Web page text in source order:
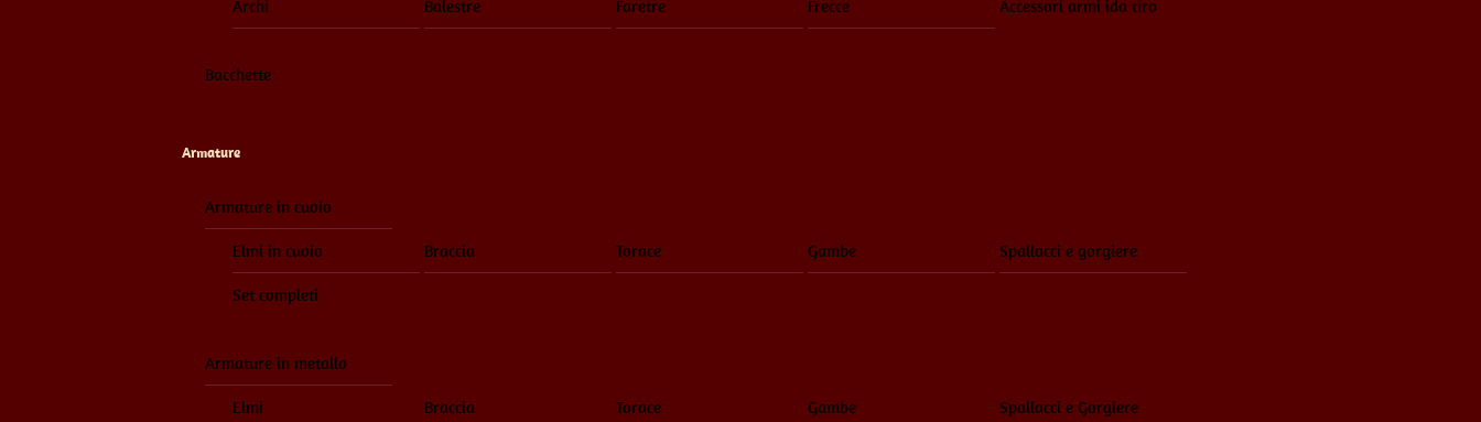
Archi Balestre Faretre Frecce Accessori armi ida tiro
Bacchette
Armature
Armature in cuoio
Elmi in cuoio Braccia Torace Gambe Spallacci e gorgiere
Set completi
Armature in metallo
Elmi Braccia Torace Gambe Spallacci e Gorgiere